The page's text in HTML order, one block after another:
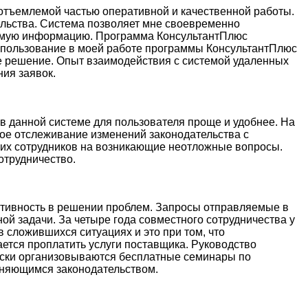
частью оперативной и качественной работы.
Система позволяет мне своевременно
информацию. Программа КонсультантПлюс
в моей работе программы КонсультантПлюс
решение. Опыт взаимодействия с системой удаленных
заявок.
данной системе для пользователя проще и удобнее. На
отслеживание изменений законодательства с
сотрудников на возникающие неотложные вопросы.
в решении проблем. Запросы отправляемые в
задачи. За четыре года совместного сотрудничества у
ситуациях и это при том, что
проплатить услуги поставщика. Руководство
организовываются бесплатные семинары по
законодательством.